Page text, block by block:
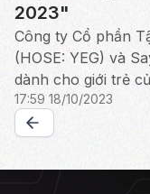
2023"
Công ty Cổ phần
(HOSE: YEG) và Saymee - Thương hiệu viễn thông
dành cho giới trẻ
Mobifone, đã ký
lĩnh vực phát ...
17:59 18/10/2023